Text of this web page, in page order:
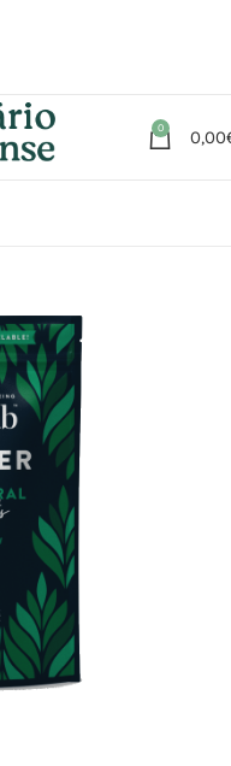
0 0,00
| Higiene